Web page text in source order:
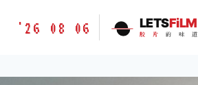
胶
味
'26 08 06 LETSFiLM
胶 片 的 味 道